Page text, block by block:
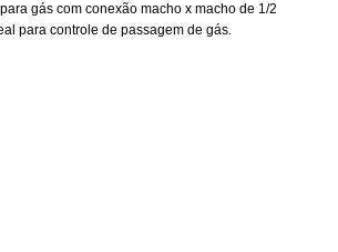
gás com conexão macho x macho de 1/2
para controle de passagem de gás.